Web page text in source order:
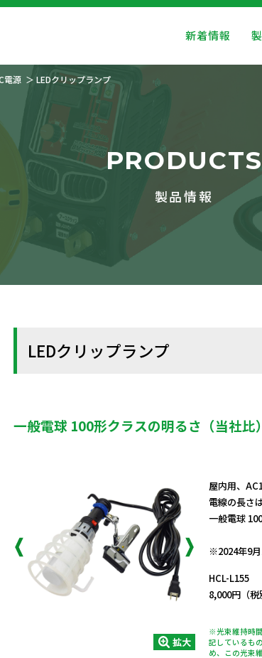
新着情報
電源 LEDクリップランプ
PRODUCTS
製品情報
LEDクリップランプ
一般電球 100形クラスの明るさ（当社比）
拡大
屋内用、
電線の長さ
一般電球
※2024年9月
HCL-L155
8,000円（税
※光束維持時
記しているも
め、この光束